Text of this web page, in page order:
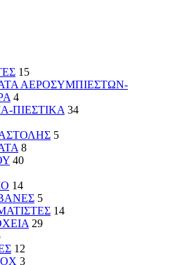
15
ΑΕΡΟΣΥΜΠΙΕΣΤΩΝ-
4
ΠΙΕΣΤΙΚΑ 34
5
8
40
14
5
14
29
12
3